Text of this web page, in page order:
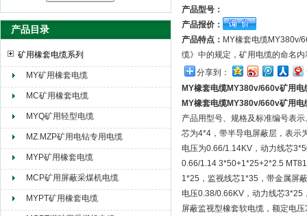
产品目录
矿用橡套电缆系列
MY矿用橡套电缆
MC矿用橡套电缆
MYQ矿用轻型电缆
MZ.MZP矿用电钻专用电缆
MYP矿用橡套电缆
MCP矿用屏蔽采煤机电缆
MYPT矿用橡套电缆
产品型号：
产品报价：
产品特点： MY橡套电缆MY380v/
缆》中的规定，矿用电缆的命名
分享到：
MY橡套电缆MY380v/660v矿用电
MY橡套电缆MY380v/660v矿用电
产品用型号、规格及标准编号表
芯为4*4，带半导电屏蔽层，表示
电压为0.66/1.14KV，动力线芯
0.66/1.14 3*50+1*25+2*2.5
1*25，监视线芯1*35，带金属屏
电压0.38/0.66KV，动力线芯
屏蔽监视型橡套软电缆，额定电